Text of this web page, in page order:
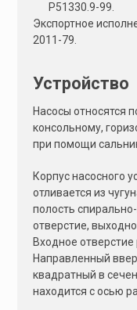
Р51330.9-99.
Экспортное
2011-79.
Устройство
Насосы относятся
консольному,
при помощи
Корпус насосного
отливается из
полость
отверстие,
Входное отверстие
Направленный
квадратный в
находится с осью